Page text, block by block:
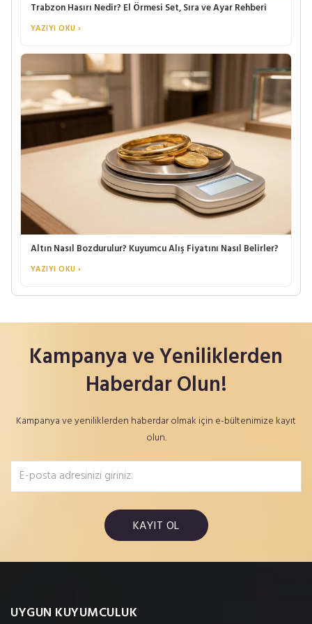
Trabzon Hasırı Nedir? El Örmesi Set, Sıra ve Ayar Rehberi
YAZIYI OKU ›
Altın Nasıl Bozdurulur? Kuyumcu Alış Fiyatını Nasıl Belirler?
YAZIYI OKU ›
Kampanya ve Yeniliklerden
Haberdar Olun!
Kampanya ve yeniliklerden haberdar olmak için e-bültenimize kayıt
olun.
KAYIT OL
UYGUN KUYUMCULUK